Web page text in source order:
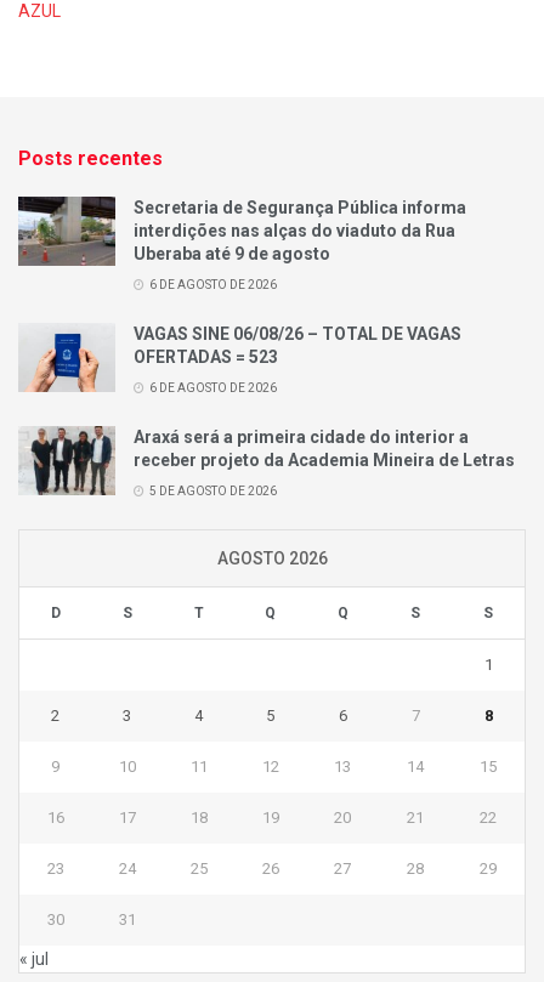
AZUL
Posts recentes
Secretaria de Segurança Pública informa
interdições nas alças do viaduto da Rua
Uberaba até 9 de agosto
6 DE AGOSTO DE 2026
VAGAS SINE 06/08/26 – TOTAL DE VAGAS
OFERTADAS = 523
6 DE AGOSTO DE 2026
Araxá será a primeira cidade do interior a
receber projeto da Academia Mineira de Letras
5 DE AGOSTO DE 2026
AGOSTO 2026
D S T Q Q S S
1
2 3 4 5 6 7 8
9 10 11 12 13 14 15
16 17 18 19 20 21 22
23 24 25 26 27 28 29
30 31
« jul